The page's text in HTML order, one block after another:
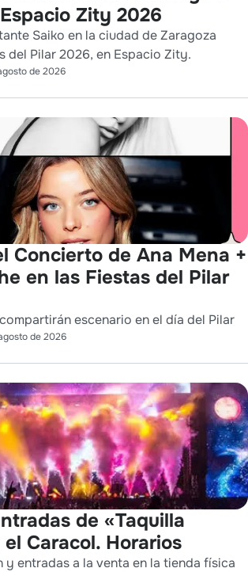
Zity 2026
Saiko en la ciudad de Zaragoza
del Pilar 2026, en Espacio Zity.
de 2026
Concierto de Ana Mena +
en las Fiestas del Pilar
escenario en el día del Pilar
de 2026
de «Taquilla
Caracol. Horarios
y entradas a la venta en la tienda física